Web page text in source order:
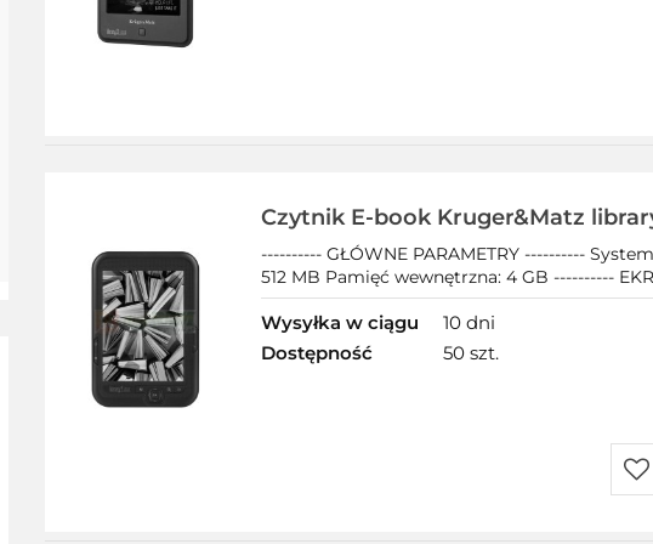
Czytnik E-book Kruger&Matz
---------- GŁÓWNE PARAMETRY ----------
512 MB Pamięć wewnętrzna: 4 GB ----------
Wysyłka w ciągu
10 dni
Dostępność
50 szt.